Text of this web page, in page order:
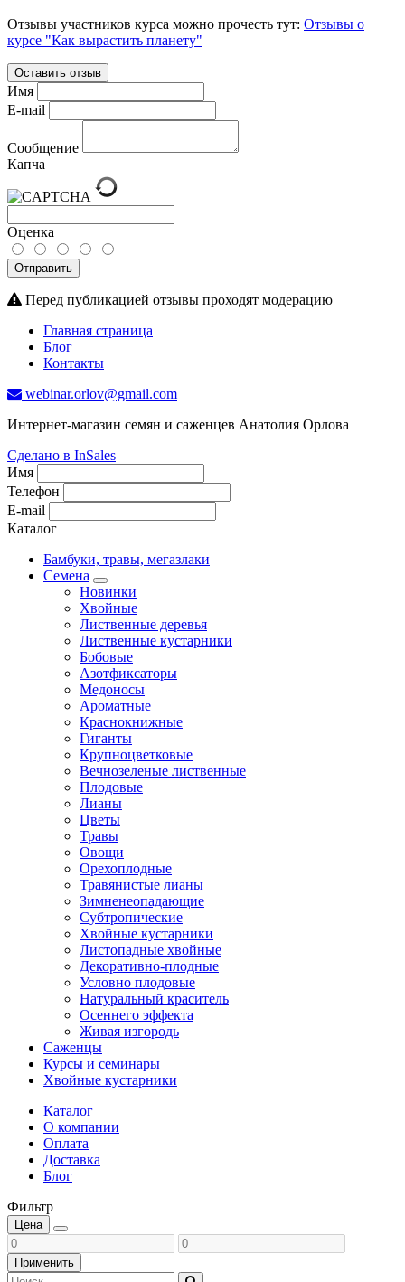
Отзывы участников курса можно прочесть тут: Отзывы о
курсе "Как вырастить планету"
Оставить отзыв
Имя
E-mail
Сообщение
Капча
Оценка
Отправить
Перед публикацией отзывы проходят модерацию
Главная страница
Блог
Контакты
webinar.orlov@gmail.com
Интернет-магазин семян и саженцев Анатолия Орлова
Сделано в InSales
Имя
Телефон
E-mail
Каталог
Бамбуки, травы, мегазлаки
Семена
Новинки
Хвойные
Лиственные деревья
Лиственные кустарники
Бобовые
Азотфиксаторы
Медоносы
Ароматные
Краснокнижные
Гиганты
Крупноцветковые
Вечнозеленые лиственные
Плодовые
Лианы
Цветы
Травы
Овощи
Орехоплодные
Травянистые лианы
Зимненеопадающие
Субтропические
Хвойные кустарники
Листопадные хвойные
Декоративно-плодные
Условно плодовые
Натуральный краситель
Осеннего эффекта
Живая изгородь
Саженцы
Курсы и семинары
Хвойные кустарники
Каталог
О компании
Оплата
Доставка
Блог
Фильтр
Цена
Применить